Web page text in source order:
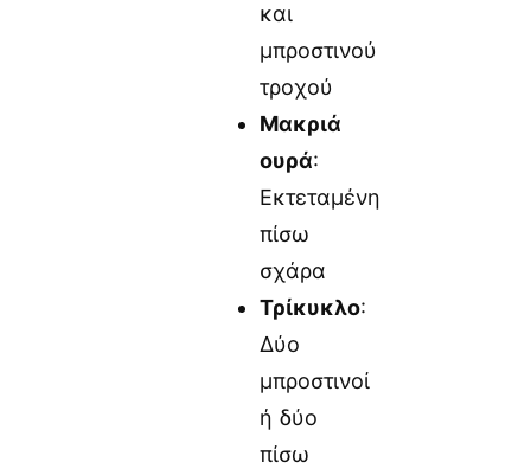
και
μπροστινού
τροχού
Μακριά
ουρά:
Εκτεταμένη
πίσω
σχάρα
Τρίκυκλο:
Δύο
μπροστινοί
ή δύο
πίσω